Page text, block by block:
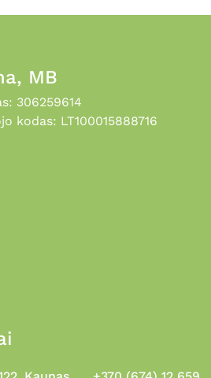
MB
306259614
kodas: LT100015888716